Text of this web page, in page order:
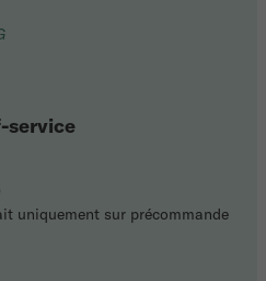
service
uniquement sur précommande